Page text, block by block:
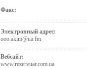
Факс:
Электронный адрес:
ooo.akim@ua.fm
Вебсайт:
www.rezervuar.com.ua